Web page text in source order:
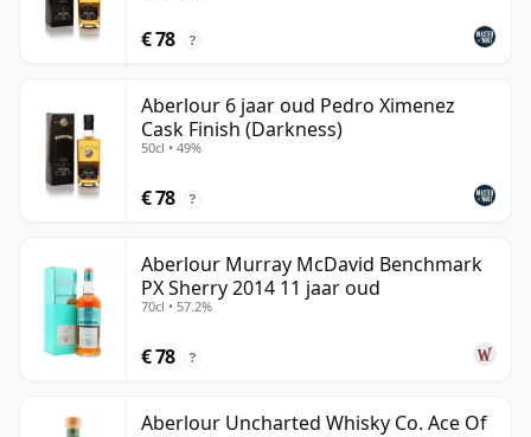
€ 78 ?
Aberlour 6 jaar oud Pedro Ximenez
Cask Finish (Darkness)
50cl • 49%
€ 78 ?
Aberlour Murray McDavid Benchmark
PX Sherry 2014 11 jaar oud
70cl • 57.2%
€ 78 ?
Aberlour Uncharted Whisky Co. Ace Of